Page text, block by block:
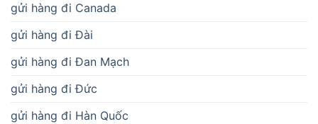
gửi hàng đi Canada
gửi hàng đi Đài
gửi hàng đi Đan Mạch
gửi hàng đi Đức
gửi hàng đi Hàn Quốc